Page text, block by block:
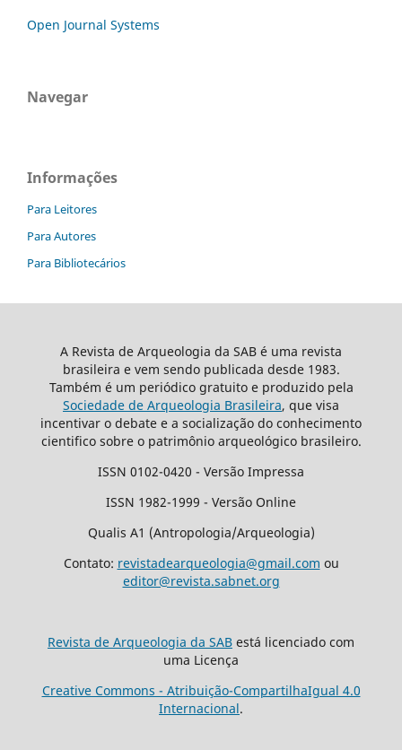
Open Journal Systems
Navegar
Informações
Para Leitores
Para Autores
Para Bibliotecários
A Revista de Arqueologia da SAB é uma revista
brasileira e vem sendo publicada desde 1983.
Também é um periódico gratuito e produzido pela
Sociedade de Arqueologia Brasileira, que visa
incentivar o debate e a socialização do conhecimento
cientifico sobre o patrimônio arqueológico brasileiro.
ISSN 0102-0420 - Versão Impressa
ISSN 1982-1999 - Versão Online
Qualis A1 (Antropologia/Arqueologia)
Contato: revistadearqueologia@gmail.com ou
editor@revista.sabnet.org
Revista de Arqueologia da SAB está licenciado com
uma Licença
Creative Commons - Atribuição-CompartilhaIgual 4.0
Internacional.